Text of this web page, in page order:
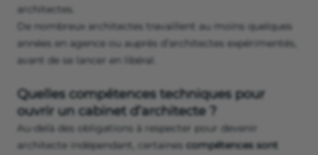
architectes.
De nombreux architectes travaillent au moins quelques
années en agence ou auprès d’architectes expérimentés,
avant de se lancer en libéral.
Quelles compétences techniques pour
ouvrir un cabinet d’architecte ?
Au-delà des obligations à respecter pour devenir
architecte indépendant, certaines compétences sont